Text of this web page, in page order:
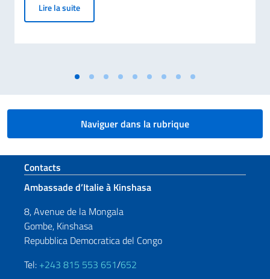
Lire la suiteMesures de surveillance sanitaire pour les
Naviguer dans la rubrique
Section de pied de page
Contacts
Ambassade d’Italie à Kinshasa
8, Avenue de la Mongala
Gombe, Kinshasa
Repubblica Democratica del Congo
Tel: +243 815 553 651/652